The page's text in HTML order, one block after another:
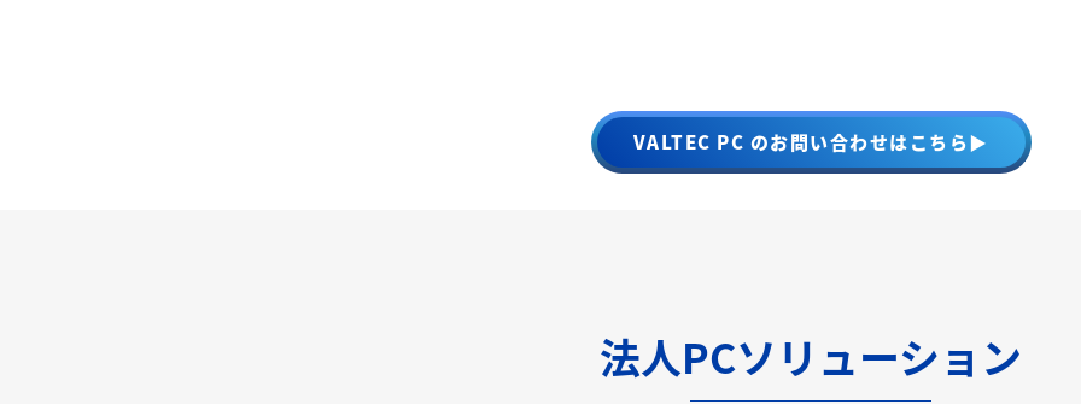
VALTEC PC のお問い合わせはこちら▶
法人PCソリューション